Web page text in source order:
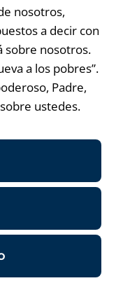
nosotros,
a decir con
sobre nosotros.
a los pobres”.
Padre,
ustedes.